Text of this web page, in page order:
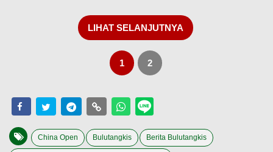
LIHAT SELANJUTNYA
1 2
China Open Bulutangkis Berita Bulutangkis